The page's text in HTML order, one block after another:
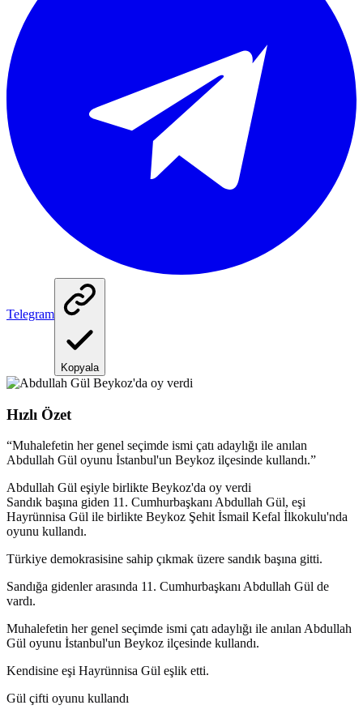
Telegram
Kopyala
Hızlı Özet
“Muhalefetin her genel seçimde ismi çatı adaylığı ile anılan
Abdullah Gül oyunu İstanbul'un Beykoz ilçesinde kullandı.”
Abdullah Gül eşiyle birlikte Beykoz'da oy verdi
Sandık başına giden 11. Cumhurbaşkanı Abdullah Gül, eşi
Hayrünnisa Gül ile birlikte Beykoz Şehit İsmail Kefal İlkokulu'nda
oyunu kullandı.
Türkiye demokrasisine sahip çıkmak üzere sandık başına gitti.
Sandığa gidenler arasında 11. Cumhurbaşkanı Abdullah Gül de
vardı.
Muhalefetin her genel seçimde ismi çatı adaylığı ile anılan Abdullah
Gül oyunu İstanbul'un Beykoz ilçesinde kullandı.
Kendisine eşi Hayrünnisa Gül eşlik etti.
Gül çifti oyunu kullandı